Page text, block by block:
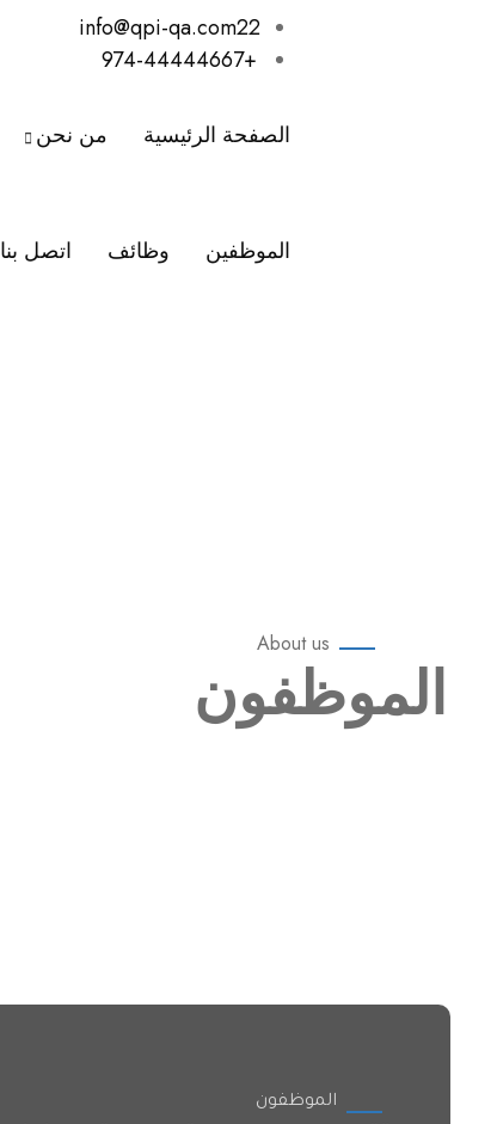
info@qpi-qa.com22
+974-44444667
الصفحة الرئيسية من نحن
الموظفين وظائف اتصل بنا الموظفين
About us
الموظفون
الموظفون